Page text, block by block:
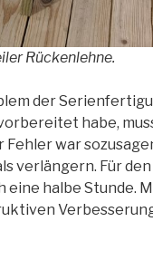
Rückenlehne.
der
habe,
war
verlängern. Für den
eine halbe Stunde.